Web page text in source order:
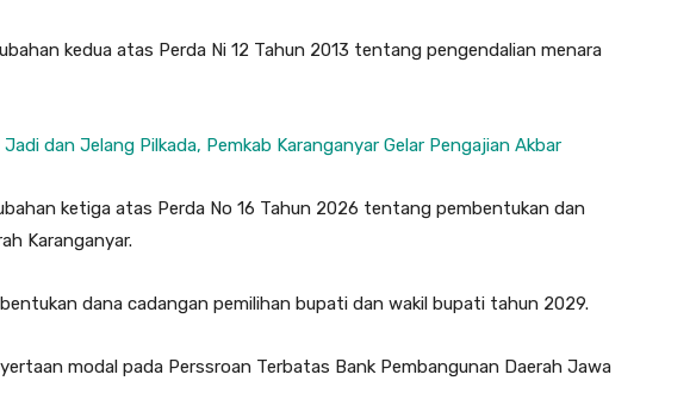
kedua atas Perda Ni 12 Tahun 2013 tentang pengendalian menara
dan Jelang Pilkada, Pemkab Karanganyar Gelar Pengajian Akbar
ketiga atas Perda No 16 Tahun 2026 tentang pembentukan dan
Karanganyar.
dana cadangan pemilihan bupati dan wakil bupati tahun 2029.
modal pada Perssroan Terbatas Bank Pembangunan Daerah Jawa